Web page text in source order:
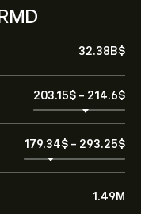
32.38B‎$‎
203.15‎$‎ - 214.6‎$‎
179.34‎$‎ - 293.25‎$‎
1.49M